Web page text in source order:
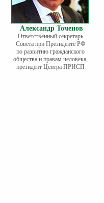
Александр Точенов
Ответственный секретарь
Совета при Президенте РФ
по развитию гражданского
общества и правам человека,
президент Центра ПРИСП